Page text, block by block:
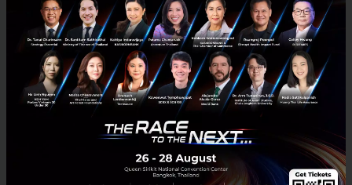
E-mail :contact@techsauce.co
Tel : 02-001-5375
Mobile : 06-4658-9500
Techsauce Media
About Techsauce
Techsauce Services
Privacy Policy